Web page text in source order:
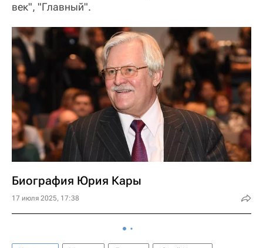
век", "Главный".
Биография Юрия Кары
17 июля 2025, 17:38